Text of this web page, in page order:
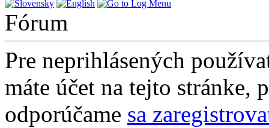
Fórum
Pre neprihlásených
máte účet na tejto stránke,
odporúčame sa